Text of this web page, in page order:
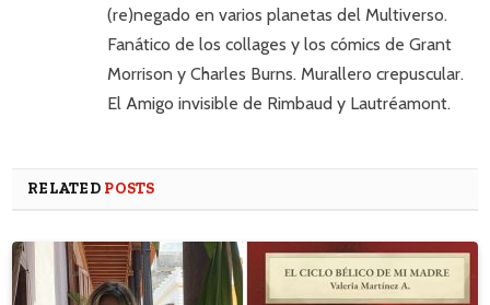
(re)negado en varios planetas del Multiverso.
Fanático de los collages y los cómics de Grant
Morrison y Charles Burns. Murallero crepuscular.
El Amigo invisible de Rimbaud y Lautréamont.
RELATED POSTS